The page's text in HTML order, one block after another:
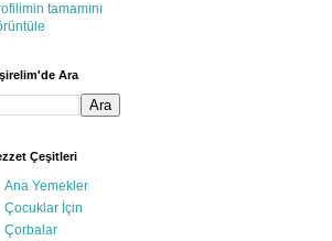
tamamını
Ara
Çeşitleri
Ana Yemekler
Çocuklar İçin
Çorbalar